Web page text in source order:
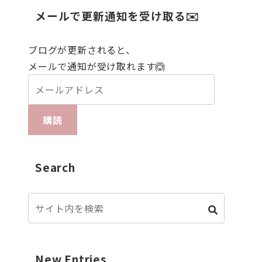
メールで更新通知を受け取る✉️
ブログが更新されると、
メールで通知が受け取れます🙆
購読
Search
New Entries